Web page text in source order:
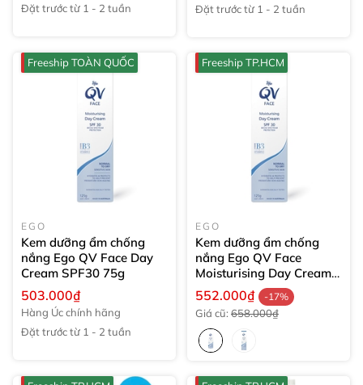
Đặt trước từ 1 - 2 tuần
Đặt trước từ 1 - 2 tuần
Freeship TOÀN QUỐC
EGO
Kem dưỡng ẩm chống
nắng Ego QV Face Day
Cream SPF30 75g
503.000₫
Hàng Úc chính hãng
Đặt trước từ 1 - 2 tuần
Freeship TP.HCM
EGO
Kem dưỡng ẩm chống
nắng Ego QV Face
Moisturising Day Cream
SPF30125g
552.000₫ -17%
Giá cũ: 658.000₫